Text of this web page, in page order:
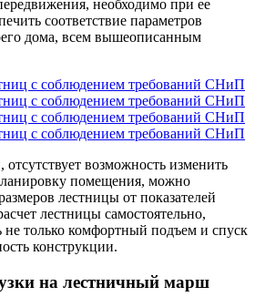
необходимо при ее
соответствие параметров
дома, всем вышеописанным
возможность изменить
помещения, можно
лестницы от показателей
лестницы самостоятельно,
не только комфортный подъем и спуск
конструкции.
на лестничный марш